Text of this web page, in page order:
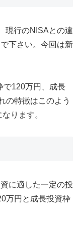
現行のNISAとの違
下さい。今回は新
で120万円、成長
の特徴はこのよう
ります。
に適した一定の投
万円と成長投資枠